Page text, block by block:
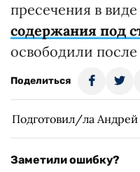
пресечения в
содержания под
освободили после
Поделиться
Подготовил/ла
Заметили ошибку?